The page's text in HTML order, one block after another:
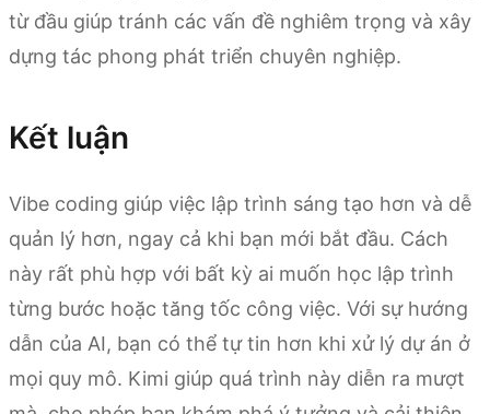
từ đầu giúp tránh các vấn đề nghiêm trọng và xây
dựng tác phong phát triển chuyên nghiệp.
Kết luận
Vibe coding giúp việc lập trình sáng tạo hơn và dễ
quản lý hơn, ngay cả khi bạn mới bắt đầu. Cách
này rất phù hợp với bất kỳ ai muốn học lập trình
từng bước hoặc tăng tốc công việc. Với sự hướng
dẫn của AI, bạn có thể tự tin hơn khi xử lý dự án ở
mọi quy mô. Kimi giúp quá trình này diễn ra mượt